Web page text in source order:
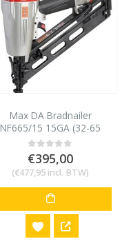
Max DA Bradnailer
NF665/15 15GA (32-65
mm)
0out of 5
€395,00
(€477,95 incl. BTW)